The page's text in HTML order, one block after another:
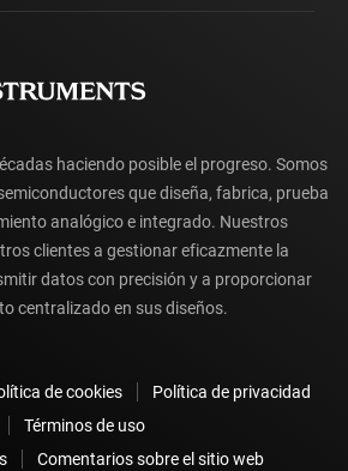
sobre la cuenta myTI
sobre pedidos
haciendo posible el progreso. Somos
que diseña, fabrica, prueba
analógico e integrado. Nuestros
clientes a gestionar eficazmente la
datos con precisión y a proporcionar
centralizado en sus diseños.
de cookies
Política de privacidad
Términos de uso
Comentarios sobre el sitio web